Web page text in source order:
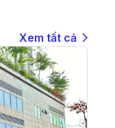
Xem tất cả